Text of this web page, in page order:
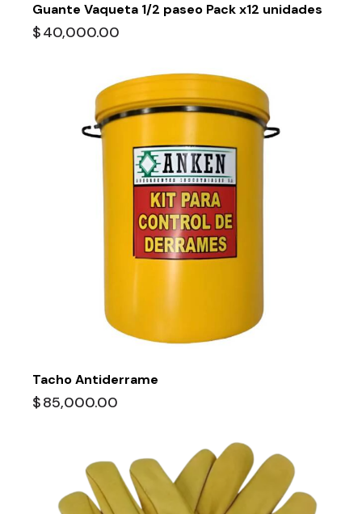
Guante Vaqueta 1/2 paseo Pack x12 unidades
$40,000.00
Tacho Antiderrame
$85,000.00